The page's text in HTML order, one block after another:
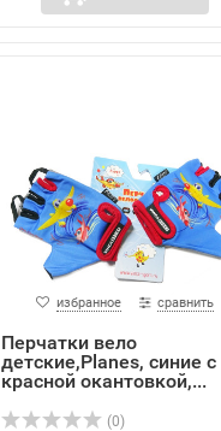
избранное сравнить
Перчатки вело
детские,Planes, синие с
красной окантовкой,...
(0)